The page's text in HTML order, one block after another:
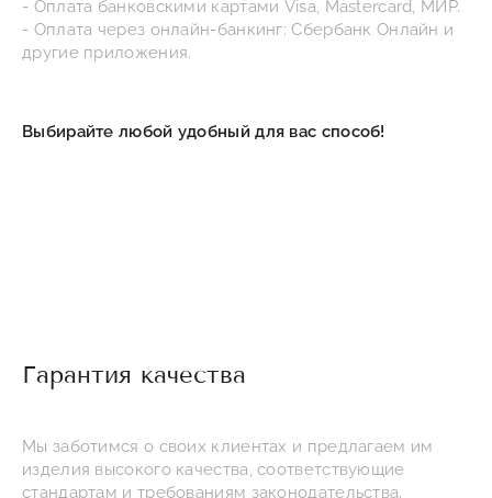
- Оплата банковскими картами Visa, Mastercard, МИР.
- Оплата через онлайн-банкинг: Сбербанк Онлайн и
другие приложения.
Выбирайте любой удобный для вас способ!
Гарантия качества
Мы заботимся о своих клиентах и предлагаем им
изделия высокого качества, соответствующие
стандартам и требованиям законодательства.